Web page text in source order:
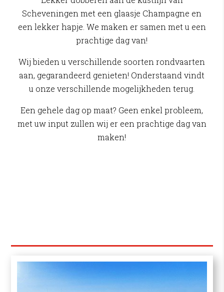
Scheveningen met een glaasje Champagne en
een lekker hapje. We maken er samen met u een
prachtige dag van!
Wij bieden u verschillende soorten rondvaarten
aan, gegarandeerd genieten! Onderstaand vindt
u onze verschillende mogelijkheden terug.
Een gehele dag op maat? Geen enkel probleem,
met uw input zullen wij er een prachtige dag van
maken!